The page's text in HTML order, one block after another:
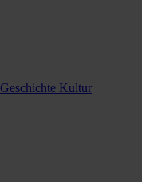
Geschichte Kultur